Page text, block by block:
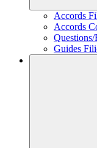
Accords
Accords
Guides